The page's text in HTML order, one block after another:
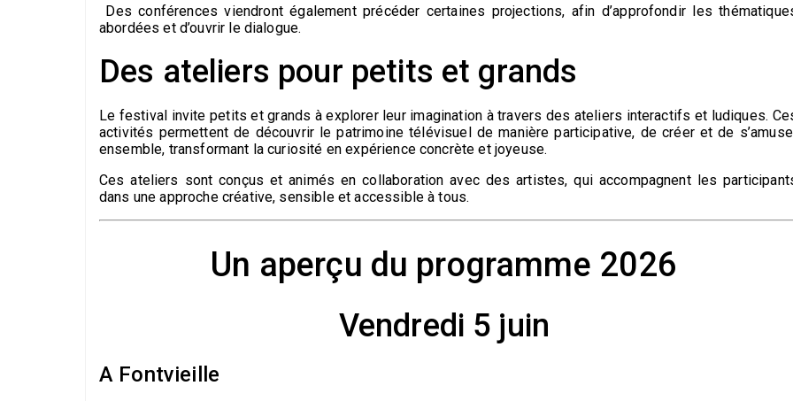
Des conférences viendront également précéder certaines projections, afin d’approfondir les
abordées et d’ouvrir le dialogue.
Des ateliers pour petits et grands
Le festival invite petits et grands à explorer leur imagination à travers des ateliers interactifs et ludiques.
activités permettent de découvrir le patrimoine télévisuel de manière participative, de créer et de
ensemble, transformant la curiosité en expérience concrète et joyeuse.
Ces ateliers sont conçus et animés en collaboration avec des artistes, qui accompagnent les
dans une approche créative, sensible et accessible à tous.
Un aperçu du programme 2026
Vendredi 5 juin
A Fontvieille